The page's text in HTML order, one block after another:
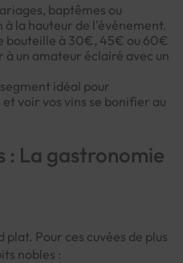
baptêmes ou
la hauteur de l'événement.
bouteille à 30€, 45€ ou 60€
un amateur éclairé avec un
idéal pour
voir vos vins se bonifier au
: La gastronomie
Pour ces cuvées de plus
nobles :